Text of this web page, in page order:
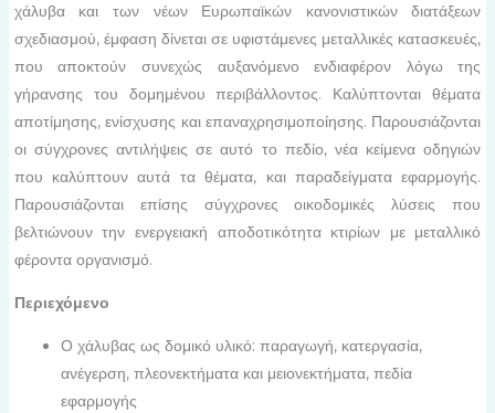
χάλυβα και των νέων Ευρωπαϊκών κανονιστικών διατάξεων
σχεδιασμού, έμφαση δίνεται σε υφιστάμενες μεταλλικές κατασκευές,
που αποκτούν συνεχώς αυξανόμενο ενδιαφέρον λόγω της
γήρανσης του δομημένου περιβάλλοντος. Καλύπτονται θέματα
αποτίμησης, ενίσχυσης και επαναχρησιμοποίησης. Παρουσιάζονται
οι σύγχρονες αντιλήψεις σε αυτό το πεδίο, νέα κείμενα οδηγιών
που καλύπτουν αυτά τα θέματα, και παραδείγματα εφαρμογής.
Παρουσιάζονται επίσης σύγχρονες οικοδομικές λύσεις που
βελτιώνουν την ενεργειακή αποδοτικότητα κτιρίων με μεταλλικό
φέροντα οργανισμό.
Περιεχόμενο
Ο χάλυβας ως δομικό υλικό: παραγωγή, κατεργασία,
ανέγερση, πλεονεκτήματα και μειονεκτήματα, πεδία
εφαρμογής